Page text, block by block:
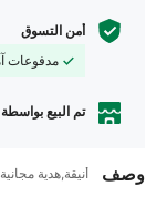
أمن التسوق
مدفوعات
تم البيع
وصف أنيقة,هدية